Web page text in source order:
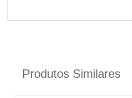
Produtos Similares